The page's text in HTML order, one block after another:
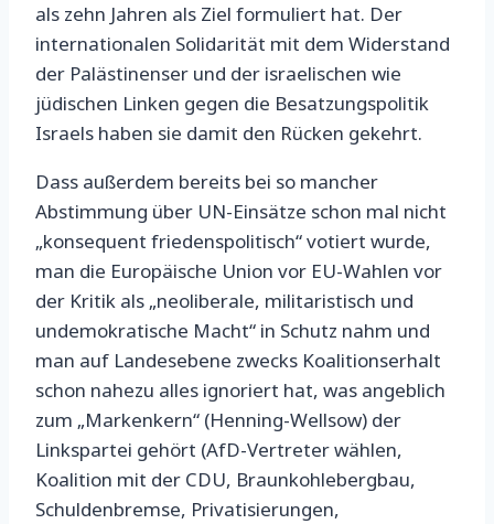
als zehn Jahren als Ziel formuliert hat. Der
internationalen Solidarität mit dem Widerstand
der Palästinenser und der israelischen wie
jüdischen Linken gegen die Besatzungspolitik
Israels haben sie damit den Rücken gekehrt.
Dass außerdem bereits bei so mancher
Abstimmung über UN-Einsätze schon mal nicht
„konsequent friedenspolitisch“ votiert wurde,
man die Europäische Union vor EU-Wahlen vor
der Kritik als „neoliberale, militaristisch und
undemokratische Macht“ in Schutz nahm und
man auf Landesebene zwecks Koalitionserhalt
schon nahezu alles ignoriert hat, was angeblich
zum „Markenkern“ (Henning-Wellsow) der
Linkspartei gehört (AfD-Vertreter wählen,
Koalition mit der CDU, Braunkohlebergbau,
Schuldenbremse, Privatisierungen,